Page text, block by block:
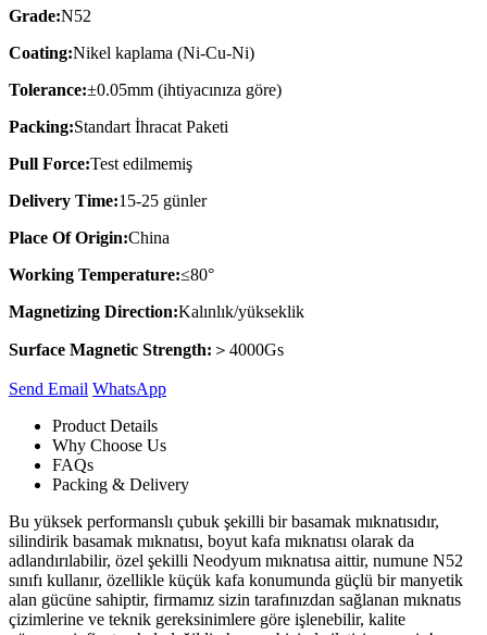
Grade:N52
Coating:Nikel kaplama (Ni-Cu-Ni)
Tolerance:±0.05mm (ihtiyacınıza göre)
Packing:Standart İhracat Paketi
Pull Force:Test edilmemiş
Delivery Time:15-25 günler
Place Of Origin:China
Working Temperature:≤80°
Magnetizing Direction:Kalınlık/yükseklik
Surface Magnetic Strength: ＞4000Gs
Send Email Whats​App
Product Details
Why Choose Us
FAQs
Packing & Delivery
Bu yüksek performanslı çubuk şekilli bir basamak mıknatısıdır,
silindirik basamak mıknatısı, boyut kafa mıknatısı olarak da
adlandırılabilir, özel şekilli Neodyum mıknatısa aittir, numune N52
sınıfı kullanır, özellikle küçük kafa konumunda güçlü bir manyetik
alan gücüne sahiptir, firmamız sizin tarafınızdan sağlanan mıknatıs
çizimlerine ve teknik gereksinimlere göre işlenebilir, kalite